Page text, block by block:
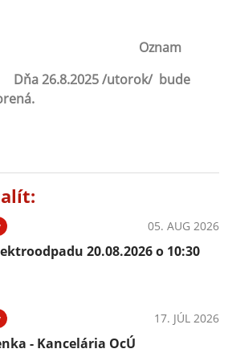
/utorok/ bude
05. AUG 2026
20.08.2026 o 10:30
17. JÚL 2026
- Kancelária OcÚ